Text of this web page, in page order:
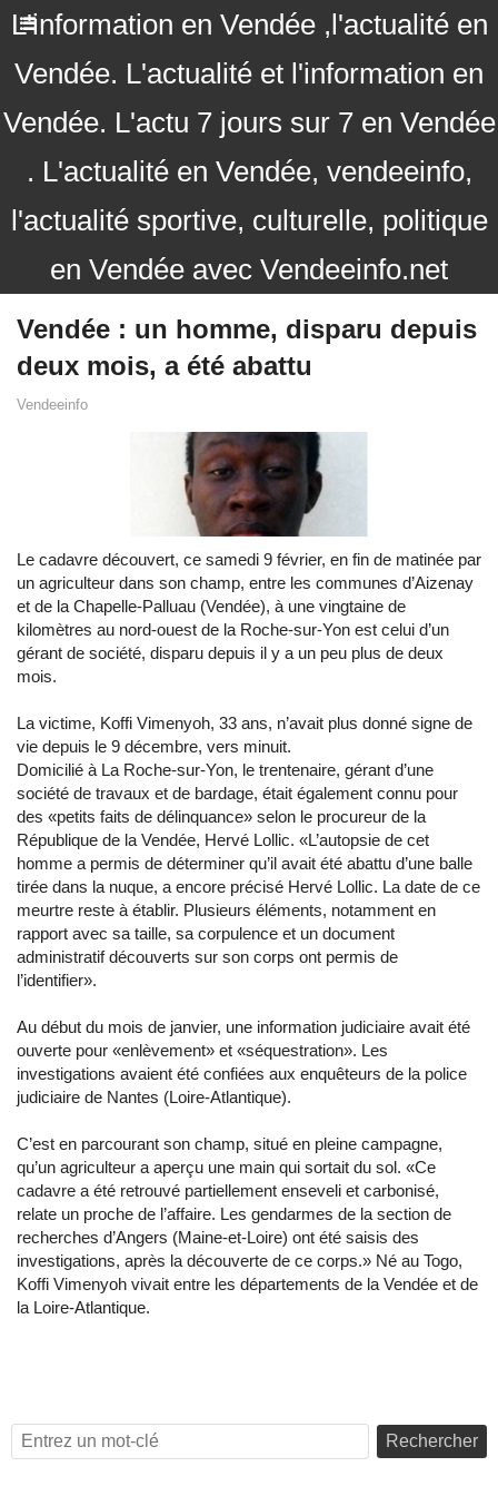
L'information en Vendée ,l'actualité en
Vendée. L'actualité et l'information en
Vendée. L'actu 7 jours sur 7 en Vendée
. L'actualité en Vendée, vendeeinfo,
l'actualité sportive, culturelle, politique
en Vendée avec Vendeeinfo.net
Vendée : un homme, disparu depuis
deux mois, a été abattu
Vendeeinfo
Le cadavre découvert, ce samedi 9 février, en fin de matinée par
un agriculteur dans son champ, entre les communes d’Aizenay
et de la Chapelle-Palluau (Vendée), à une vingtaine de
kilomètres au nord-ouest de la Roche-sur-Yon est celui d’un
gérant de société, disparu depuis il y a un peu plus de deux
mois.
La victime, Koffi Vimenyoh, 33 ans, n’avait plus donné signe de
vie depuis le 9 décembre, vers minuit.
Domicilié à La Roche-sur-Yon, le trentenaire, gérant d’une
société de travaux et de bardage, était également connu pour
des «petits faits de délinquance» selon le procureur de la
République de la Vendée, Hervé Lollic. «L’autopsie de cet
homme a permis de déterminer qu’il avait été abattu d’une balle
tirée dans la nuque, a encore précisé Hervé Lollic. La date de ce
meurtre reste à établir. Plusieurs éléments, notamment en
rapport avec sa taille, sa corpulence et un document
administratif découverts sur son corps ont permis de
l’identifier».
Au début du mois de janvier, une information judiciaire avait été
ouverte pour «enlèvement» et «séquestration». Les
investigations avaient été confiées aux enquêteurs de la police
judiciaire de Nantes (Loire-Atlantique).
C’est en parcourant son champ, situé en pleine campagne,
qu’un agriculteur a aperçu une main qui sortait du sol. «Ce
cadavre a été retrouvé partiellement enseveli et carbonisé,
relate un proche de l’affaire. Les gendarmes de la section de
recherches d’Angers (Maine-et-Loire) ont été saisis des
investigations, après la découverte de ce corps.» Né au Togo,
Koffi Vimenyoh vivait entre les départements de la Vendée et de
la Loire-Atlantique.
Rechercher